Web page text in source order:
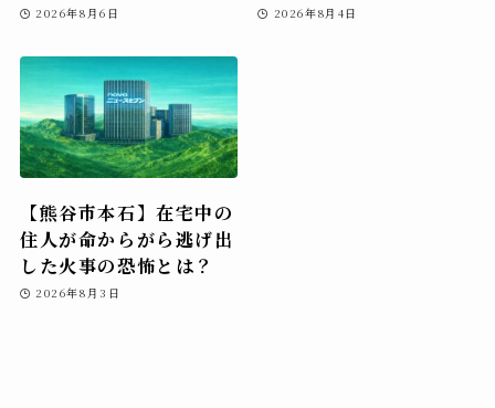
2026年8月6日 2026年8月4日
【熊谷市本石】在宅中の
住人が命からがら逃げ出
した火事の恐怖とは？
2026年8月3日